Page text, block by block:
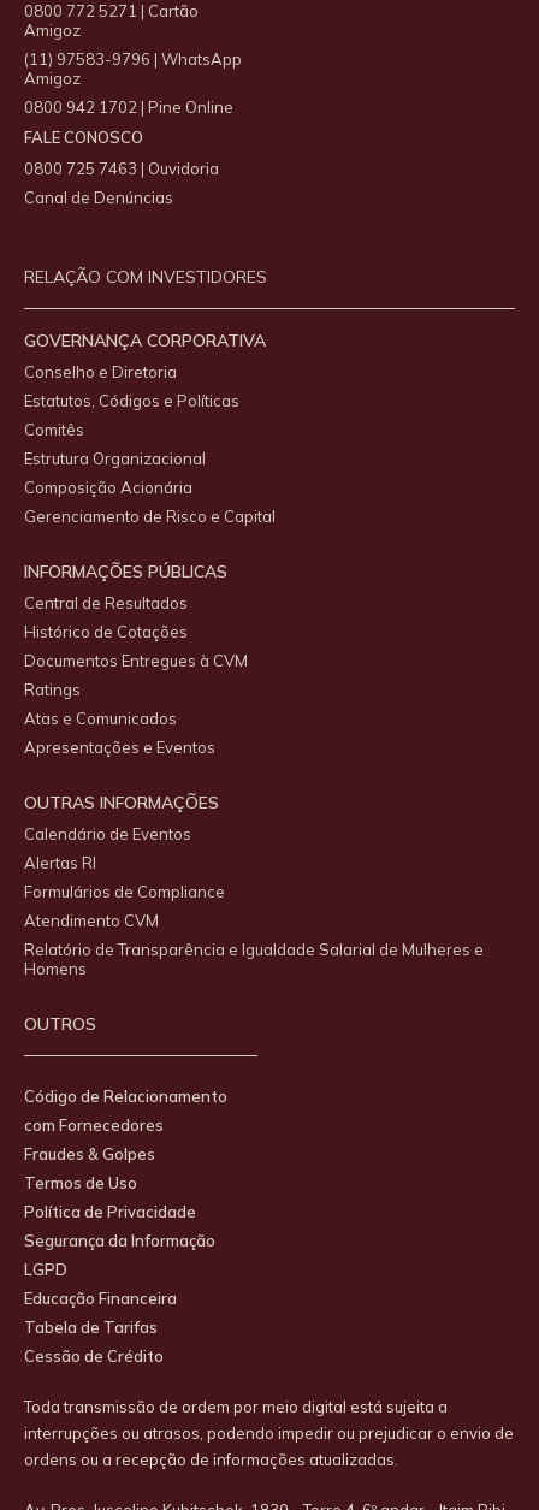
0800 772 5271 | Cartão
Amigoz
(11) 97583-9796 | WhatsApp
Amigoz
0800 942 1702 | Pine Online
FALE CONOSCO
0800 725 7463 | Ouvidoria
Canal de Denúncias
RELAÇÃO COM INVESTIDORES
GOVERNANÇA CORPORATIVA
Conselho e Diretoria
Estatutos, Códigos e Políticas
Comitês
Estrutura Organizacional
Composição Acionária
Gerenciamento de Risco e Capital
INFORMAÇÕES PÚBLICAS
Central de Resultados
Histórico de Cotações
Documentos Entregues à CVM
Ratings
Atas e Comunicados
Apresentações e Eventos
OUTRAS INFORMAÇÕES
Calendário de Eventos
Alertas RI
Formulários de Compliance
Atendimento CVM
Relatório de Transparência e Igualdade Salarial de Mulheres e
Homens
OUTROS
Código de Relacionamento
com Fornecedores
Fraudes & Golpes
Termos de Uso
Política de Privacidade
Segurança da Informação
LGPD
Educação Financeira
Tabela de Tarifas
Cessão de Crédito
Toda transmissão de ordem por meio digital está sujeita a
interrupções ou atrasos, podendo impedir ou prejudicar o envio de
ordens ou a recepção de informações atualizadas.